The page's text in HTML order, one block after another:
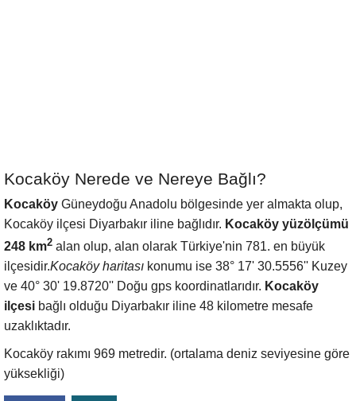
Kocaköy Nerede ve Nereye Bağlı?
Kocaköy Güneydoğu Anadolu bölgesinde yer almakta olup,
Kocaköy ilçesi Diyarbakır iline bağlıdır. Kocaköy yüzölçümü
248 km2 alan olup, alan olarak Türkiye'nin 781. en büyük
ilçesidir.Kocaköy haritası konumu ise 38° 17' 30.5556'' Kuzey
ve 40° 30' 19.8720'' Doğu gps koordinatlarıdır. Kocaköy
ilçesi bağlı olduğu Diyarbakır iline 48 kilometre mesafe
uzaklıktadır.
Kocaköy rakımı 969 metredir. (ortalama deniz seviyesine göre
yüksekliği)